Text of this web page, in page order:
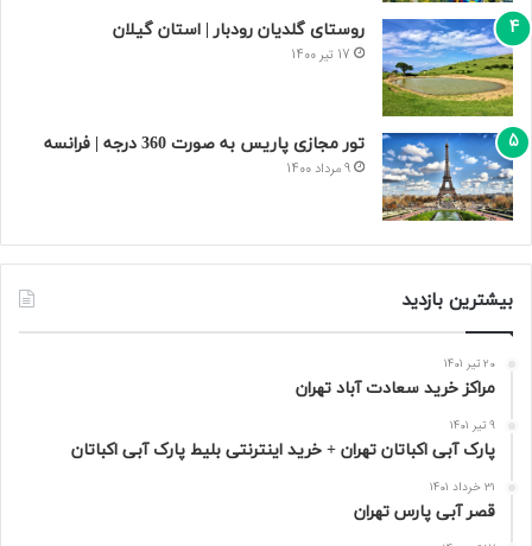
روستای گلدیان رودبار | استان گیلان
17 تیر 1400
تور مجازی پاریس به صورت 360 درجه | فرانسه
9 مرداد 1400
بیشترین بازدید
20 تیر 1401
مراکز خرید سعادت‌ آباد تهران
9 تیر 1401
پارک آبی اکباتان تهران + خرید اینترنتی بلیط پارک آبی اکباتان
31 خرداد 1401
قصر آبی پارس تهران